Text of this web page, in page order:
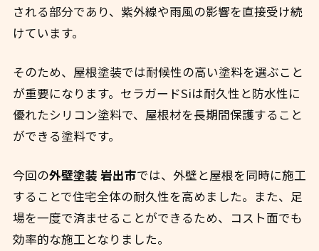
される部分であり、紫外線や雨風の影響を直接受け続
けています。
そのため、屋根塗装では耐候性の高い塗料を選ぶこと
が重要になります。セラガードSiは耐久性と防水性に
優れたシリコン塗料で、屋根材を長期間保護すること
ができる塗料です。
今回の外壁塗装 岩出市では、外壁と屋根を同時に施工
することで住宅全体の耐久性を高めました。また、足
場を一度で済ませることができるため、コスト面でも
効率的な施工となりました。